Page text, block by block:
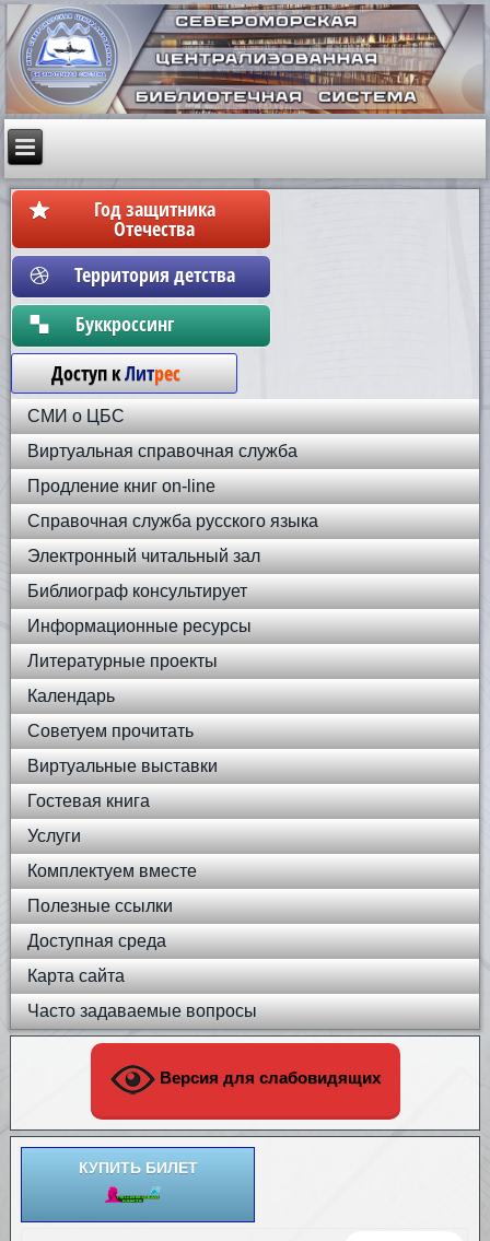
Год защитника
Отечества
Территория детства
Бyккpoccинг
Доступ кЛитрес
СМИ о ЦБС
Виртуальная справочная служба
Продление книг on-line
Справочная служба русского языка
Электронный читальный зал
Библиограф консультирует
Информационные ресурсы
Литературные проекты
Календарь
Советуем прочитать
Виртуальные выставки
Гостевая книга
Услуги
Комплектуем вместе
Полезные ссылки
Доступная среда
Карта сайта
Часто задаваемые вопросы
Версия для слабовидящих
КУПИТЬ БИЛЕТ